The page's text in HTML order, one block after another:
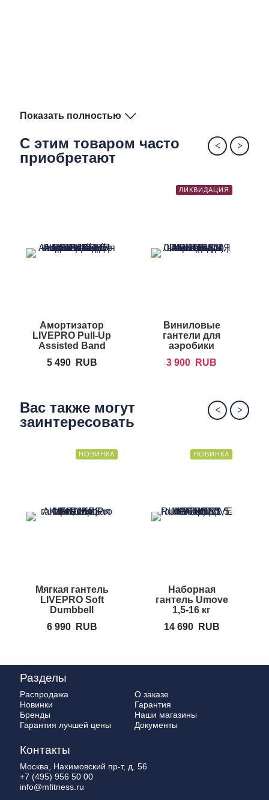
Показать полностью
С этим товаром часто
приобретают
Амортизатор
LIVEPRO Pull-Up
Assisted Band
5 490
RUB
ЛИКВИДАЦИЯ
Виниловые
гантели для
аэробики
3 900 RUB
Вас также могут
заинтересовать
НОВИНКА
Мягкая гантель
LIVEPRO Soft
Dumbbell
6 990
RUB
НОВИНКА
Наборная
гантель Umove
1,5-16 кг
14 690 RUB
Разделы
Распродажа
Новинки
Бренды
Гарантия лучшей цены
О заказе
Гарантия
Наши магазины
Документы
Контакты
Москва, Нахимовский пр-т, д. 56
+7 (495) 956 50 00
info@mfitness.ru